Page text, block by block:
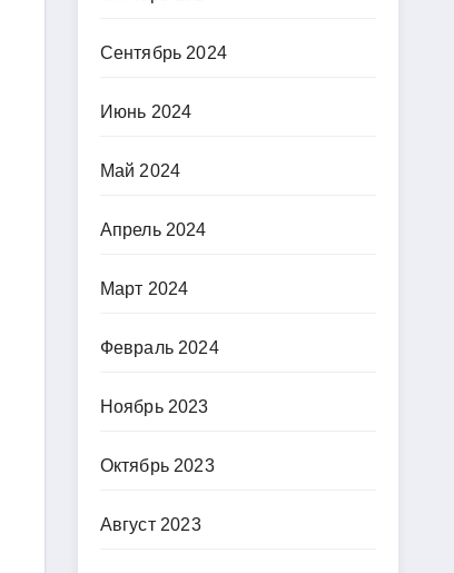
Сентябрь 2024
Июнь 2024
Май 2024
Апрель 2024
Март 2024
Февраль 2024
Ноябрь 2023
Октябрь 2023
Август 2023